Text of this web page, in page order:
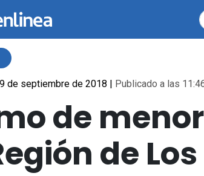
de septiembre de 2018 | Publicado a las
de
de